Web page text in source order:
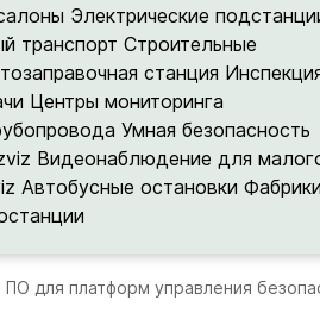
Электрические
транспорт Строительные
станция
Центры мониторинга
Умная безопасность
Видеонаблюдение для
Автобусные остановки Фабрики
ПО для платформ управления